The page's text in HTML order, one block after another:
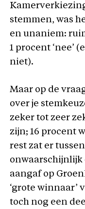
stemmen, was
en unaniem:
1 procent ‘nee’
niet).
Maar op de
over je
zeker tot zeer
zijn; 16 procent
rest zat er
onwaarschijnlijk
aangaf op
‘grote winnaar’
toch nog een